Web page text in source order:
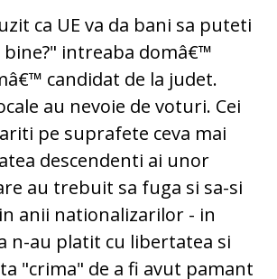
ca UE va da bani sa puteti
intreaba domâ€™
candidat de la judet.
au nevoie de voturi. Cei
pe suprafete ceva mai
descendenti ai unor
au trebuit sa fuga si sa-si
anii nationalizarilor - in
n-au platit cu libertatea si
"crima" de a fi avut pamant